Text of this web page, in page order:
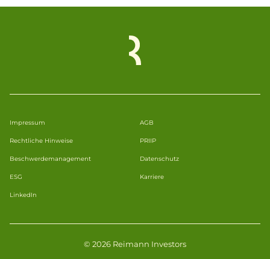
Impressum AGB
Rechtliche Hinweise PRIIP
Beschwerdemanagement Datenschutz
ESG Karriere
LinkedIn
© 2026 Reimann Investors